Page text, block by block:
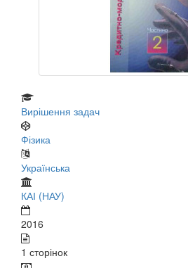
Вирішення задач
Фізика
Українська
КАІ (НАУ)
2016
1 сторінок